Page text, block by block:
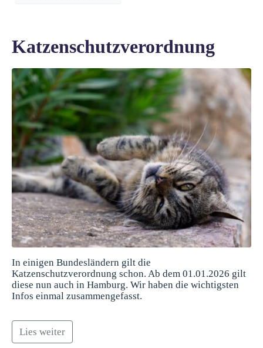
Katzenschutzverordnung
In einigen Bundesländern gilt die
Katzenschutzverordnung schon. Ab dem 01.01.2026 gilt
diese nun auch in Hamburg. Wir haben die wichtigsten
Infos einmal zusammengefasst.
Lies weiter